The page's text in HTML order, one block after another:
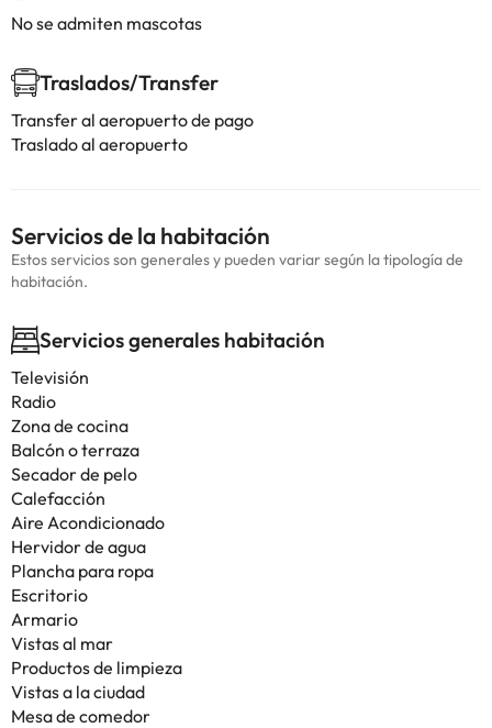
No se admiten mascotas
Traslados/Transfer
Transfer al aeropuerto de pago
Traslado al aeropuerto
Servicios de la habitación
Estos servicios son generales y pueden variar según la tipología de
habitación.
Servicios generales habitación
Televisión
Radio
Zona de cocina
Balcón o terraza
Secador de pelo
Calefacción
Aire Acondicionado
Hervidor de agua
Plancha para ropa
Escritorio
Armario
Vistas al mar
Productos de limpieza
Vistas a la ciudad
Mesa de comedor